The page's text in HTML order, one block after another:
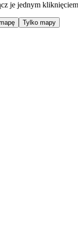
je jednym
Tylko mapy